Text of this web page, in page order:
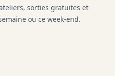
sorties gratuites et
ou ce week-end.